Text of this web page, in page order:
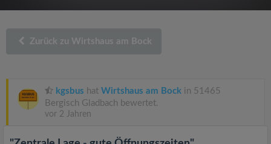
Zurück zu Wirtshaus am Bock
kgsbus hat Wirtshaus am Bock in 51465
Bergisch Gladbach bewertet.
vor 2 Jahren